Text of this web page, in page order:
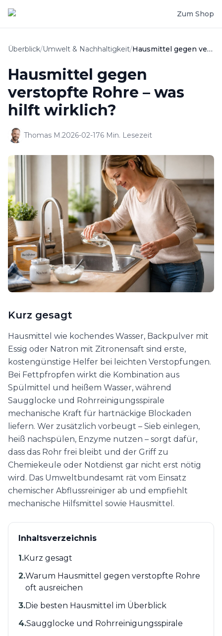
Zum Shop
Überblick/Umwelt & Nachhaltigkeit/ Hausmittel gegen verstopfte Rohre – was hilft wirklich?
Hausmittel gegen
verstopfte Rohre – was
hilft wirklich?
Thomas M.2026-02-176 Min. Lesezeit
Kurz gesagt
Hausmittel wie kochendes Wasser, Backpulver mit
Essig oder Natron mit Zitronensaft sind erste,
kostengünstige Helfer bei leichten Verstopfungen.
Bei Fettpfropfen wirkt die Kombination aus
Spülmittel und heißem Wasser, während
Saugglocke und Rohrreinigungsspirale
mechanische Kraft für hartnäckige Blockaden
liefern. Wer zusätzlich vorbeugt – Sieb einlegen,
heiß nachspülen, Enzyme nutzen – sorgt dafür,
dass das Rohr frei bleibt und der Griff zu
Chemiekeule oder Notdienst gar nicht erst nötig
wird. Das Umweltbundesamt rät vom Einsatz
chemischer Abflussreiniger ab und empfiehlt
mechanische Hilfsmittel sowie Hausmittel.
Inhaltsverzeichnis
1 .Kurz gesagt
2.Warum Hausmittel gegen verstopfte Rohre
oft ausreichen
3.Die besten Hausmittel im Überblick
4.Saugglocke und Rohrreinigungsspirale